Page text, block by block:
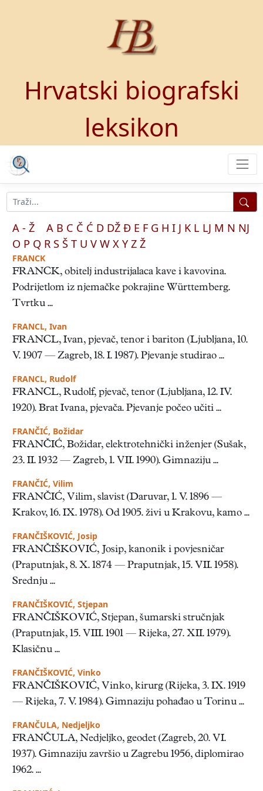
Hrvatski biografski
leksikon
A - Ž A B C Č Ć D DŽ Đ E F G H I J K L LJ M N NJ
O P Q R S Š T U V W X Y Z Ž
FRANCK
FRANCK, obitelj industrijalaca kave i kavovina.
Podrijetlom iz njemačke pokrajine Württemberg.
Tvrtku ...
FRANCL, Ivan
FRANCL, Ivan, pjevač, tenor i bariton (Ljubljana, 10.
V. 1907 — Zagreb, 18. I. 1987). Pjevanje studirao ...
FRANCL, Rudolf
FRANCL, Rudolf, pjevač, tenor (Ljubljana, 12. IV.
1920). Brat Ivana, pjevača. Pjevanje počeo učiti ...
FRANČIĆ, Božidar
FRANČIĆ, Božidar, elektrotehnički inženjer (Sušak,
23. II. 1932 — Zagreb, 1. VII. 1990). Gimnaziju ...
FRANČIĆ, Vilim
FRANČIĆ, Vilim, slavist (Daruvar, 1. V. 1896 —
Krakov, 16. IX. 1978). Od 1905. živi u Krakovu, kamo ...
FRANČIŠKOVIĆ, Josip
FRANČIŠKOVIĆ, Josip, kanonik i povjesničar
(Praputnjak, 8. X. 1874 — Praputnjak, 15. VII. 1958).
Srednju ...
FRANČIŠKOVIĆ, Stjepan
FRANČIŠKOVIĆ, Stjepan, šumarski stručnjak
(Praputnjak, 15. VIII. 1901 — Rijeka, 27. XII. 1979).
Klasičnu ...
FRANČIŠKOVIĆ, Vinko
FRANČIŠKOVIĆ, Vinko, kirurg (Rijeka, 3. IX. 1919
— Rijeka, 7. V. 1984). Gimnaziju pohađao u Torinu ...
FRANČULA, Nedjeljko
FRANČULA, Nedjeljko, geodet (Zagreb, 20. VI.
1937). Gimnaziju završio u Zagrebu 1956, diplomirao
1962. ...